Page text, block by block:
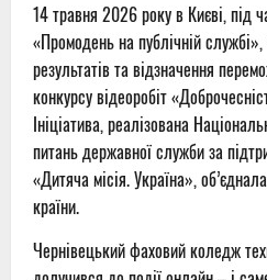
14 травня 2026 року в Києві, під
«Промодень на публічній
результатів та відзначення
конкурсу відеоробіт
Ініціатива, реалізована
питань державної служби за
«Дитяча місія. Україна»,
країни.
Чернівецький фаховий коледж